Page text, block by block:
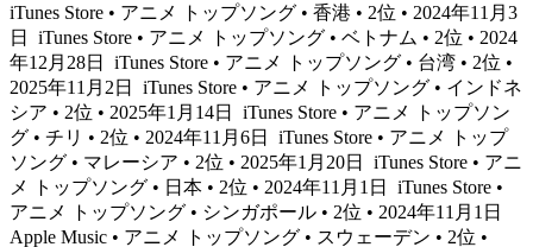
iTunes Store • アニメ トップソング • 香港 • 2位 • 2024年11月3
日
iTunes Store • アニメ トップソング • ベトナム • 2位 • 2024
年12月28日
iTunes Store • アニメ トップソング • 台湾 • 2位 •
2025年11月2日
iTunes Store • アニメ トップソング • インドネ
シア • 2位 • 2025年1月14日
iTunes Store • アニメ トップソン
グ • チリ • 2位 • 2024年11月6日
iTunes Store • アニメ トップ
ソング • マレーシア • 2位 • 2025年1月20日
iTunes Store • アニ
メ トップソング • 日本 • 2位 • 2024年11月1日
iTunes Store •
アニメ トップソング • シンガポール • 2位 • 2024年11月1日
Apple Music • アニメ トップソング • スウェーデン • 2位 •